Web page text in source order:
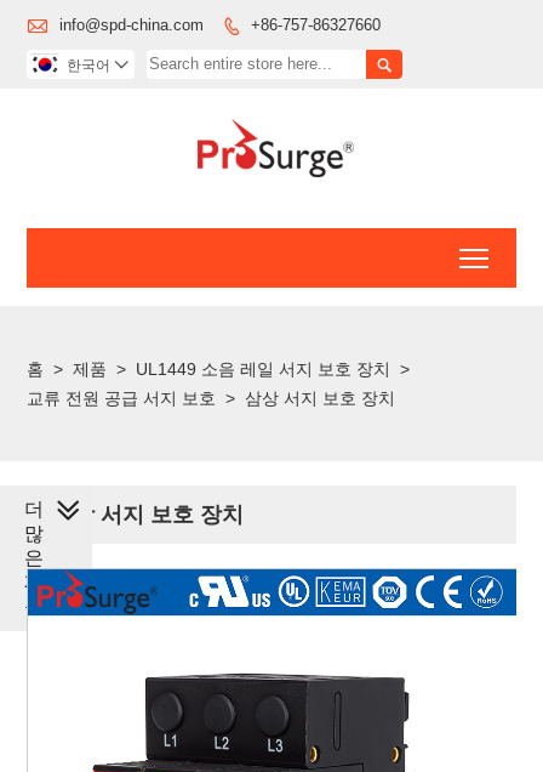
 info@spd-china.com  +86-757-86327660

한국어 
홈 > 제품 > UL1449 소음 레일 서지 보호 장치
>
교류 전원 공급 서지 보호 > 삼상 서지 보호 장치
삼상 서지 보호 장치
더
많
은
제
품